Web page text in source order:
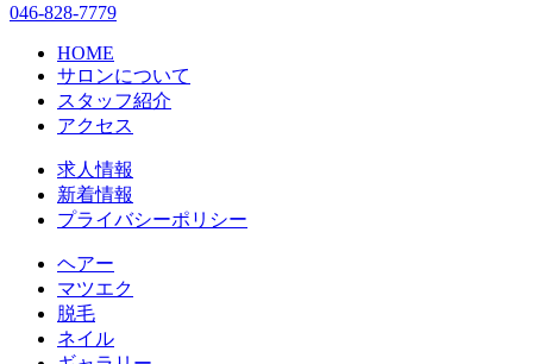
046-828-7779
HOME
サロンについて
スタッフ紹介
アクセス
求人情報
新着情報
プライバシーポリシー
ヘアー
マツエク
脱毛
ネイル